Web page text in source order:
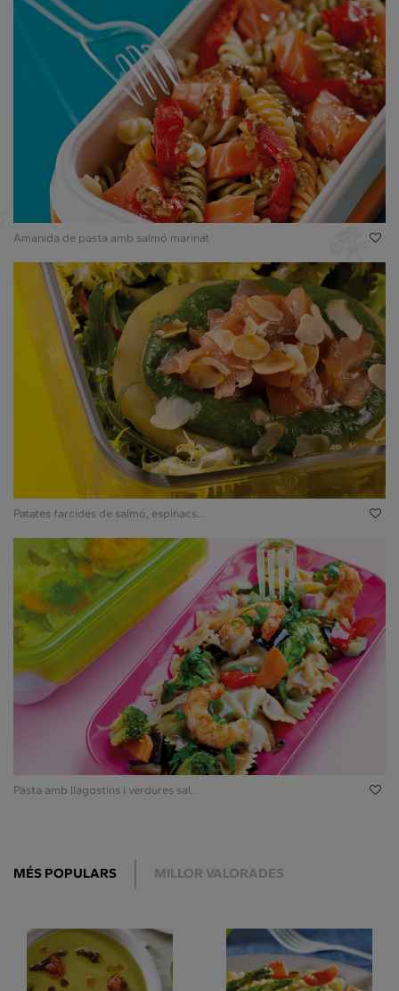
Amanida de pasta amb salmó marinat
Patates farcides de salmó, espinacs...
Pasta amb llagostins i verdures sal...
MÉS POPULARS MILLOR VALORADES